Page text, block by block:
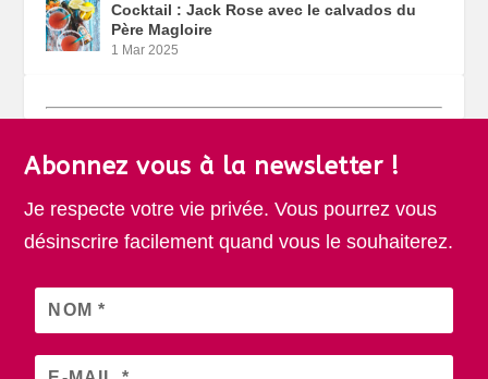
Cocktail : Jack Rose avec le calvados du
Père Magloire
1 Mar 2025
Abonnez vous à la newsletter !
Je respecte votre vie privée. Vous pourrez vous
désinscrire facilement quand vous le souhaiterez.